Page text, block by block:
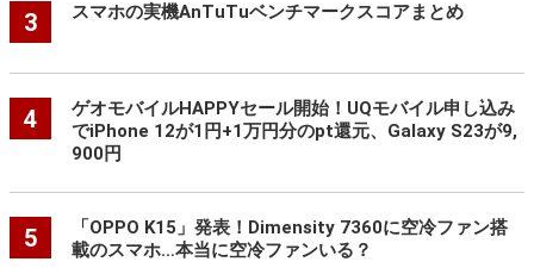
3 スマホの実機AnTuTuベンチマークスコアまとめ
4
ゲオモバイルHAPPYセール開始！UQモバイル申し込み
でiPhone 12が1円+1万円分のpt還元、Galaxy S23が9,
900円
5
「OPPO K15」発表！Dimensity 7360に空冷ファン搭
載のスマホ…本当に空冷ファンいる？